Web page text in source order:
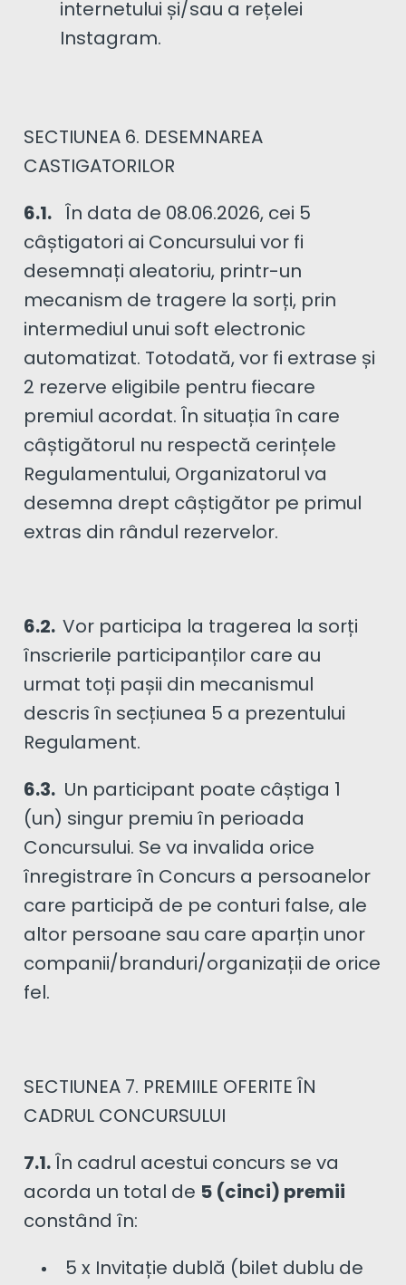
internetului și/sau a rețelei
Instagram.
SECTIUNEA 6. DESEMNAREA
CASTIGATORILOR
6.1. În data de 08.06.2026, cei 5
câștigatori ai Concursului vor fi
desemnați aleatoriu, printr-un
mecanism de tragere la sorți, prin
intermediul unui soft electronic
automatizat. Totodată, vor fi extrase și
2 rezerve eligibile pentru fiecare
premiul acordat. În situația în care
câștigătorul nu respectă cerințele
Regulamentului, Organizatorul va
desemna drept câștigător pe primul
extras din rândul rezervelor.
6.2. Vor participa la tragerea la sorți
înscrierile participanților care au
urmat toți pașii din mecanismul
descris în secțiunea 5 a prezentului
Regulament.
6.3. Un participant poate câștiga 1
(un) singur premiu în perioada
Concursului. Se va invalida orice
înregistrare în Concurs a persoanelor
care participă de pe conturi false, ale
altor persoane sau care aparțin unor
companii/branduri/organizații de orice
fel.
SECTIUNEA 7. PREMIILE OFERITE ÎN
CADRUL CONCURSULUI
7.1. În cadrul acestui concurs se va
acorda un total de 5 (cinci) premii
constând în:
5 x Invitație dublă (bilet dublu de